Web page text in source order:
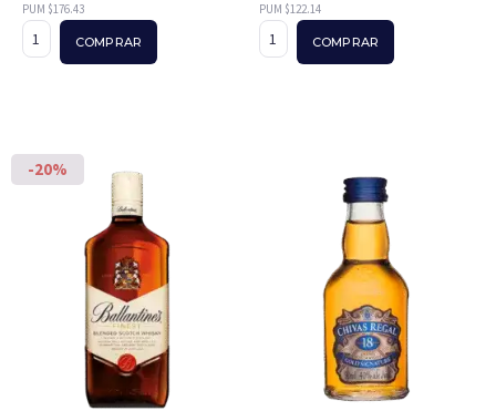
PUM $176.43
COMPRAR
PUM $122.14
COMPRAR
-20%